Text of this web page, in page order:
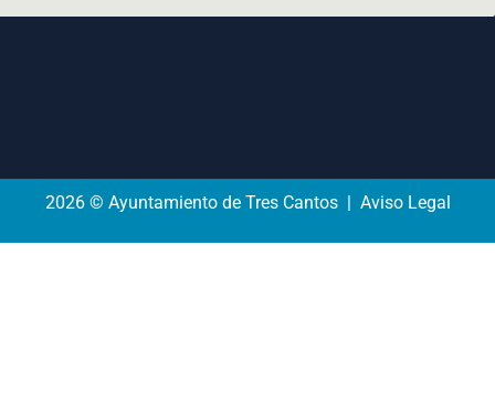
2026 © Ayuntamiento de Tres Cantos | Aviso Legal